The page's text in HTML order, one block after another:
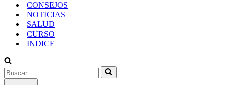
CONSEJOS
NOTICIAS
SALUD
CURSO
INDICE
Buscar...